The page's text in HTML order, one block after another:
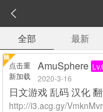

全部
最新
点击重
新加载
AmuSphere
2020-3-16
日文游戏 乱码 汉化
http://i3.acg.gy/